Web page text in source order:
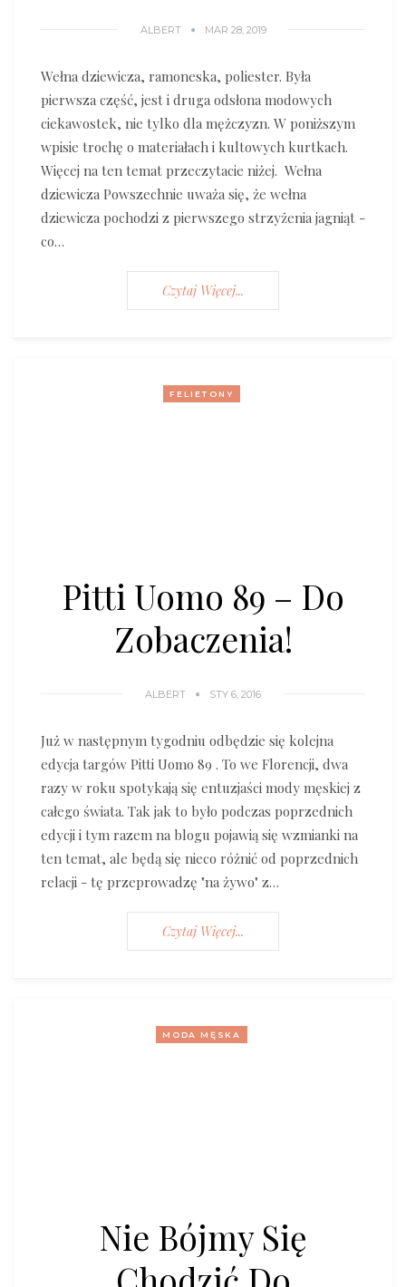
ALBERT MAR 28, 2019
Wełna dziewicza, ramoneska, poliester. Była
pierwsza część, jest i druga odsłona modowych
ciekawostek, nie tylko dla mężczyzn. W poniższym
wpisie trochę o materiałach i kultowych kurtkach.
Więcej na ten temat przeczytacie niżej. Wełna
dziewicza Powszechnie uważa się, że wełna
dziewicza pochodzi z pierwszego strzyżenia jagniąt -
co…
Czytaj Więcej...
FELIETONY
Pitti Uomo 89 – Do
Zobaczenia!
ALBERT STY 6, 2016
Już w następnym tygodniu odbędzie się kolejna
edycja targów Pitti Uomo 89 . To we Florencji, dwa
razy w roku spotykają się entuzjaści mody męskiej z
całego świata. Tak jak to było podczas poprzednich
edycji i tym razem na blogu pojawią się wzmianki na
ten temat, ale będą się nieco różnić od poprzednich
relacji - tę przeprowadzę "na żywo" z…
Czytaj Więcej...
MODA MĘSKA
Nie Bójmy Się